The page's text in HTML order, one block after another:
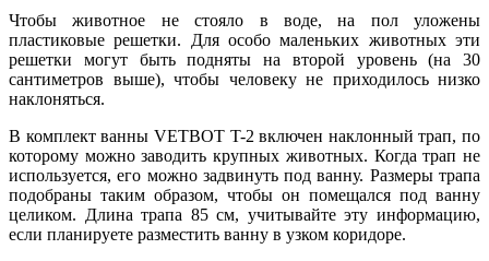
Чтобы животное не стояло в воде, на пол уложены
пластиковые решетки. Для особо маленьких животных эти
решетки могут быть подняты на второй уровень (на 30
сантиметров выше), чтобы человеку не приходилось низко
наклоняться.
В комплект ванны VETBOT T-2 включен наклонный трап, по
которому можно заводить крупных животных. Когда трап не
используется, его можно задвинуть под ванну. Размеры трапа
подобраны таким образом, чтобы он помещался под ванну
целиком. Длина трапа 85 см, учитывайте эту информацию,
если планируете разместить ванну в узком коридоре.